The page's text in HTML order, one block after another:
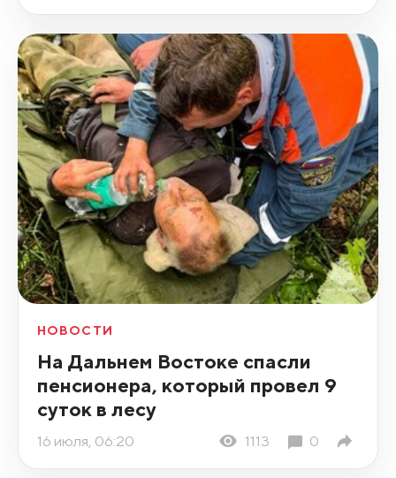
НОВОСТИ
На Дальнем Востоке спасли
пенсионера, который провел 9
суток в лесу
16 июля, 06:20 1113 0